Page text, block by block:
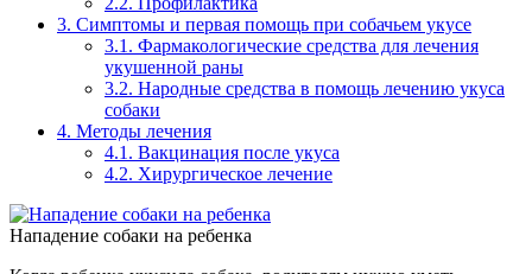
3. Симптомы и первая помощь при собачьем укусе
3.1. Фармакологические средства для лечения
укушенной раны
3.2. Народные средства в помощь лечению укуса
собаки
4. Методы лечения
4.1. Вакцинация после укуса
4.2. Хирургическое лечение
Нападение собаки на ребенка